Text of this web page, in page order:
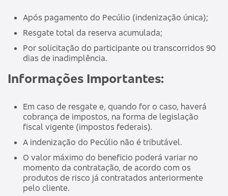
Após pagamento do Pecúlio (indenização única);
Resgate total da reserva acumulada;
Por solicitação do participante ou transcorridos 90
dias de inadimplência.
Informações Importantes:
Em caso de resgate e, quando for o caso, haverá
cobrança de impostos, na forma de legislação
fiscal vigente (impostos federais).
A indenização do Pecúlio não é tributável.
O valor máximo do beneficio poderá variar no
momento da contratação, de acordo com os
produtos de risco já contratados anteriormente
pelo cliente.